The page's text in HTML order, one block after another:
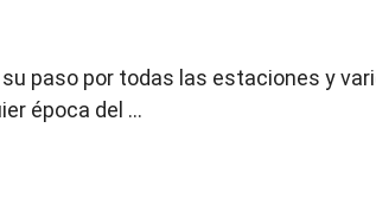
paso por todas las estaciones y
época del …